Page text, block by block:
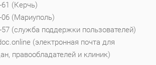
61 (Керчь)
06 (Мариуполь)
57 (служба поддержки пользователей)
(электронная почта для
правообладателей и клиник)